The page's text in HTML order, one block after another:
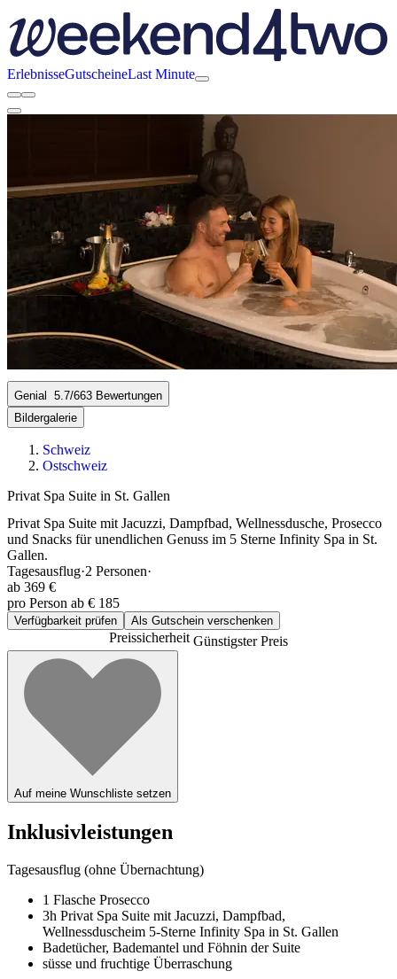
ErlebnisseGutscheineLast Minute
Genial 5.7/663 Bewertungen
Bildergalerie
Schweiz
Ostschweiz
Privat Spa Suite in St. Gallen
Privat Spa Suite mit Jacuzzi, Dampfbad, Wellnessdusche, Prosecco
und Snacks für unendlichen Genuss im 5 Sterne Infinity Spa in St.
Gallen.
Tagesausflug·2 Personen·
ab 369 €
pro Person ab € 185
Verfügbarkeit prüfen Als Gutschein verschenken
PreissicherheitGünstigster Preis
Auf meine Wunschliste setzen
Inklusivleistungen
Tagesausflug (ohne Übernachtung)
1 Flasche Prosecco
3h Privat Spa Suite mit Jacuzzi, Dampfbad,
Wellnessduscheim 5-Sterne Infinity Spa in St. Gallen
Badetücher, Bademantel und Föhnin der Suite
süsse und fruchtige Überraschung